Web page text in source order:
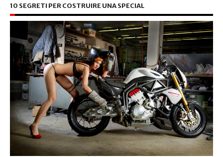
10 SEGRETI PER COSTRUIRE UNA SPECIAL